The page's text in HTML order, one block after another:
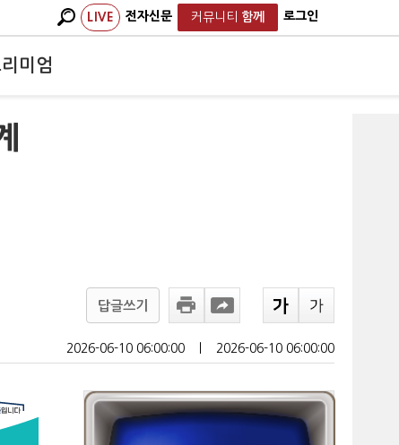
LIVE 전자신문 커뮤니티 함께 로그인
미엄
답글쓰기
2026-06-10 06:00:00 2026-06-10 06:00:00